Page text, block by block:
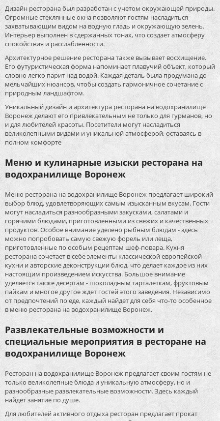
Дизайн ресторана был разработан с учетом окружающей природы.
Огромные стеклянные окна позволяют гостям насладиться
захватывающим видом на водную гладь и окружающую зелень.
Интерьер выполнен в сдержанных тонах, что создает атмосферу
спокойствия и расслабленности.
Архитектурное решение ресторана также вызывает восхищение.
Его футуристическая форма напоминает плавучий объект, который
словно легко парит над водой. Каждая деталь была продумана до
мельчайших нюансов, чтобы создать гармоничное сочетание с
природным ландшафтом.
Уникальный дизайн и архитектура ресторана на водохранилище
Воронеж делают его привлекательным не только для гурманов, но
и для любителей красоты. Посетители могут насладиться
великолепными видами и уникальной атмосферой, оставаясь в
полном комфорте
Меню и кулинарные изыски ресторана на
водохранилище Воронеж
Меню ресторана на водохранилище Воронеж предлагает широкий
выбор блюд, удовлетворяющих самым изысканным вкусам. Гости
могут насладиться разнообразными закусками, салатами и
горячими блюдами, приготовленными из свежих и качественных
продуктов. Особое внимание уделено рыбным блюдам - здесь
можно попробовать самую свежую форель или леща,
приготовленные по особым рецептам шеф-повара. Кухня
ресторана сочетает в себе элементы классической европейской
кухни и авторские деконструкции блюд, что делает каждое из них
настоящим произведением искусства. Большое внимание
уделяется также десертам - шоколадным тарталеткам, фруктовым
пайкам и многое другое ждет гостей этого заведения. Независимо
от предпочтений по еде, каждый найдет для себя что-то особенное
в меню ресторана на водохранилище Воронеж.
Развлекательные возможности и
специальные мероприятия в ресторане на
водохранилище Воронеж
Ресторан на водохранилище Воронеж предлагает своим гостям не
только великолепные блюда и уникальную атмосферу, но и
разнообразные развлекательные возможности. Здесь каждый
найдет занятие по душе.
Для любителей активного отдыха ресторан предлагает прокат